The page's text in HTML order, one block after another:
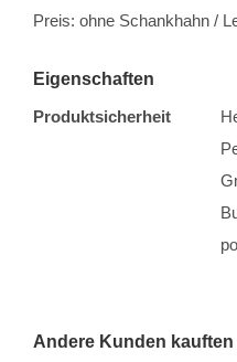
Preis: ohne Schankhahn /
Eigenschaften
Produktsicherheit
Andere Kunden kauften